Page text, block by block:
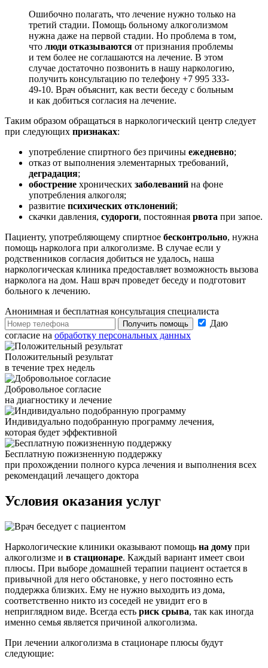
Ошибочно полагать, что лечение нужно только на
третий стадии. Помощь больному алкоголизмом
нужна даже на первой стадии. Но проблема в том,
что люди отказываются от признания проблемы
и тем более не соглашаются на лечение. В этом
случае достаточно позвонить в нашу наркологию,
получить консультацию по телефону +7 995 333-
49-10. Врач объяснит, как вести беседу с больным
и как добиться согласия на лечение.
Таким образом обращаться в наркологический центр следует
при следующих признаках:
употребление спиртного без причины ежедневно;
отказ от выполнения элементарных требований,
деградация;
обострение хронических заболеваний на фоне
употребления алкоголя;
развитие психических отклонений;
скачки давления, судороги, постоянная рвота при запое.
Пациенту, употребляющему спиртное бесконтрольно, нужна
помощь нарколога при алкоголизме. В случае если у
родственников согласия добиться не удалось, наша
наркологическая клиника предоставляет возможность вызова
нарколога на дом. Наш врач проведет беседу и подготовит
больного к лечению.
Анонимная и бесплатная консультация специалиста
Получить помощь
Даю
согласие на обработку персональных данных
Положительный результат
в течение трех недель
Добровольное согласие
на диагностику и лечение
Индивидуально подобранную программу лечения,
которая будет эффективной
Бесплатную пожизненную поддержку
при прохождении полного курса лечения и выполнения всех
рекомендаций лечащего доктора
Условия оказания услуг
Наркологические клиники оказывают помощь на дому при
алкоголизме и в стационаре. Каждый вариант имеет свои
плюсы. При выборе домашней терапии пациент остается в
привычной для него обстановке, у него постоянно есть
поддержка близких. Ему не нужно выходить из дома,
соответственно никто из соседей не увидит его в
неприглядном виде. Всегда есть риск срыва, так как иногда
именно семья является причиной алкоголизма.
При лечении алкоголизма в стационаре плюсы будут
следующие: